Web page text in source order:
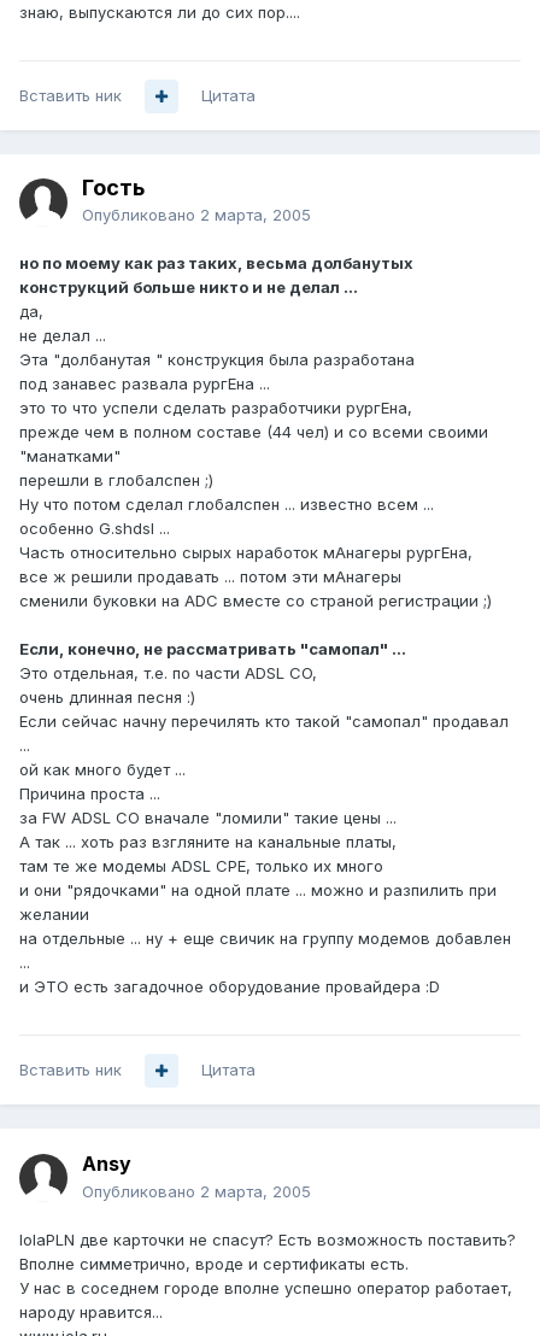
знаю, выпускаются ли до сих пор....
Вставить ник Цитата
Гость
Опубликовано 2 марта, 2005
но по моему как раз таких, весьма долбанутых
конструкций больше никто и не делал ...
да,
не делал ...
Эта "долбанутая " конструкция была разработана
под занавес развала рургЕна ...
это то что успели сделать разработчики рургЕна,
прежде чем в полном составе (44 чел) и со всеми своими
"манатками"
перешли в глобалспен ;)
Ну что потом сделал глобалспен ... известно всем ...
особенно G.shdsl ...
Часть относительно сырых наработок мАнагеры рургЕна,
все ж решили продавать ... потом эти мАнагеры
сменили буковки на ADC вместе со страной регистрации ;)
Если, конечно, не рассматривать "самопал" ...
Это отдельная, т.е. по части ADSL CO,
очень длинная песня :)
Если сейчас начну перечилять кто такой "самопал" продавал
...
ой как много будет ...
Причина проста ...
за FW ADSL CO вначале "ломили" такие цены ...
А так ... хоть раз взгляните на канальные платы,
там те же модемы ADSL CPE, только их много
и они "рядочками" на одной плате ... можно и разпилить при
желании
на отдельные ... ну + еще свичик на группу модемов добавлен
...
и ЭТО есть загадочное оборудование провайдера :D
Вставить ник Цитата
Ansy
Опубликовано 2 марта, 2005
IolaPLN две карточки не спасут? Есть возможность поставить?
Вполне симметрично, вроде и сертификаты есть.
У нас в соседнем городе вполне успешно оператор работает,
народу нравится...